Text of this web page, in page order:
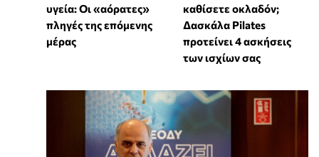
υγεία: Οι «αόρατες»
πληγές της επόμενης
μέρας
καθίσετε οκλαδόν;
Δασκάλα Pilates
προτείνει 4 ασκήσεις
των ισχίων σας